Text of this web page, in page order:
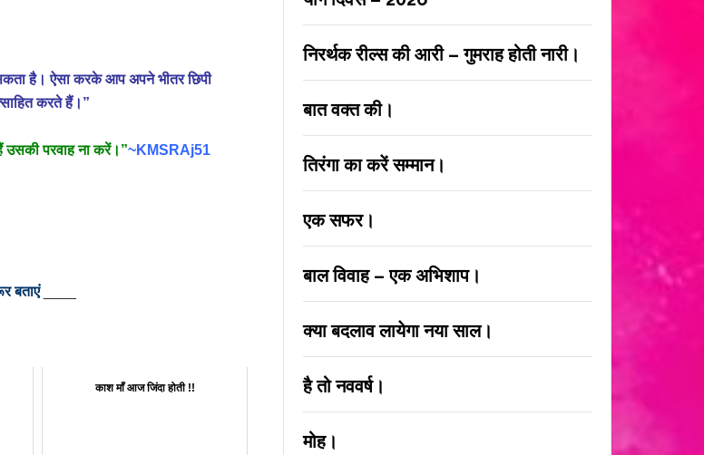
है। ऐसा करके आप अपने भीतर छिपी
करते हैं।”
उसकी परवाह ना करें।”~KMSRAj51
बताएं____
काश माँ आज जिंदा होती !!
निरर्थक रील्स की आरी – गुमराह होती नारी।
बात वक्त की।
तिरंगा का करें सम्मान।
एक सफर।
बाल विवाह – एक अभिशाप।
क्या बदलाव लायेगा नया साल।
है तो नववर्ष।
मोह।